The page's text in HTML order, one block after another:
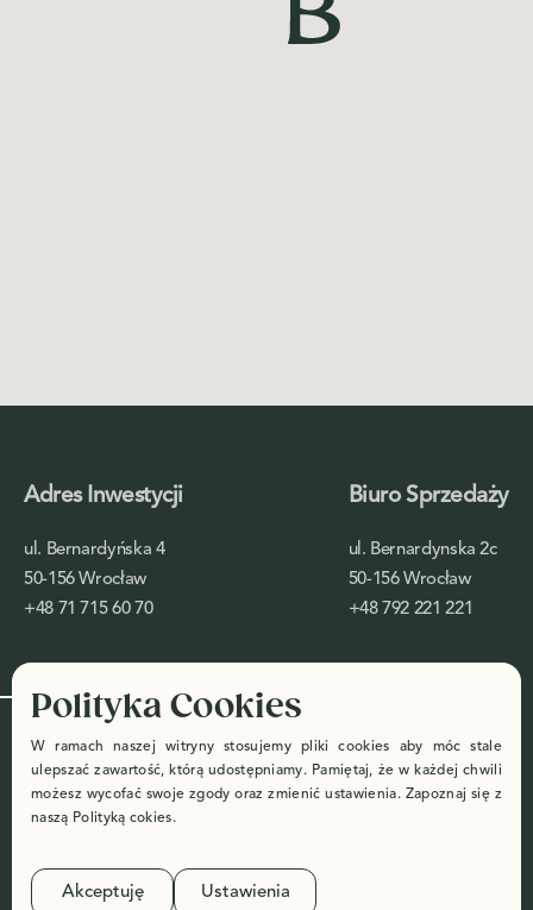
Adres Inwestycji
ul. Bernardyńska 4
50-156 Wrocław
+48 71 715 60 70
Biuro Sprzedaży
ul. Bernardynska 2c
50-156 Wrocław
+48 792 221 221
Designed by: ©
setheritage.com
Made with
byDigi2.pl
Polityka
Prywatności
Polityka Cookies
W ramach naszej witryny stosujemy pliki cookies aby móc stale
ulepszać zawartość, którą udostępniamy. Pamiętaj, że w każdej chwili
możesz wycofać swoje zgody oraz zmienić ustawienia. Zapoznaj się z
naszą Polityką cokies.
Akceptuję Ustawienia
wyłącznie poglądowy i nie stanowią oferty w rozumieniu art. 66 Kodeksu